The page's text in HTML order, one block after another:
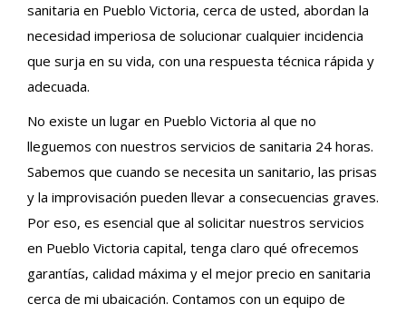
sanitaria en Pueblo Victoria, cerca de usted, abordan la
necesidad imperiosa de solucionar cualquier incidencia
que surja en su vida, con una respuesta técnica rápida y
adecuada.
No existe un lugar en Pueblo Victoria al que no
lleguemos con nuestros servicios de sanitaria 24 horas.
Sabemos que cuando se necesita un sanitario, las prisas
y la improvisación pueden llevar a consecuencias graves.
Por eso, es esencial que al solicitar nuestros servicios
en Pueblo Victoria capital, tenga claro qué ofrecemos
garantías, calidad máxima y el mejor precio en sanitaria
cerca de mi ubaicación. Contamos con un equipo de